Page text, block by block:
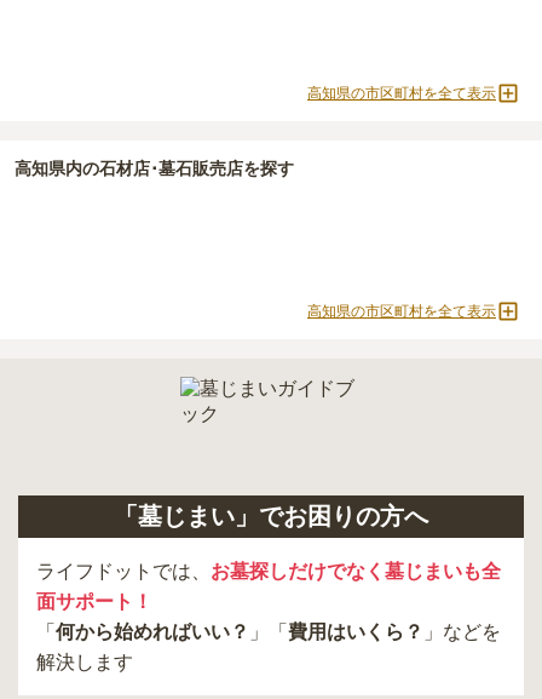
現地見学では、担当者に「提示金額以外にかかる費用はないか」を
高知県の市区町村を全て表示
高知県内の石材店･墓石販売店を探す
高知県の市区町村を全て表示
「墓じまい」でお困りの方へ
ライフドットでは、 お墓探しだけでなく墓じまいも全
面サポート！
「 何から始めればいい？ 」「 費用はいくら？ 」などを
解決します